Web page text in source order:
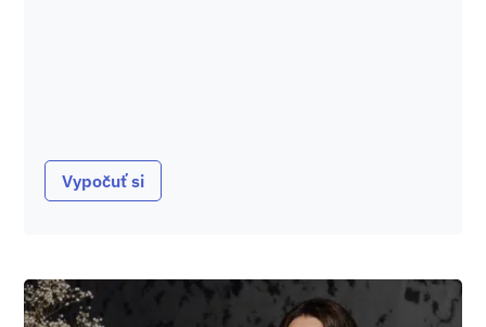
Vypočuť si